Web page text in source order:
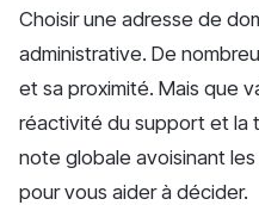
Choisir une adresse de
administrative. De
et sa proximité. Mais que
réactivité du support et la
note globale avoisinant
pour vous aider à décider.